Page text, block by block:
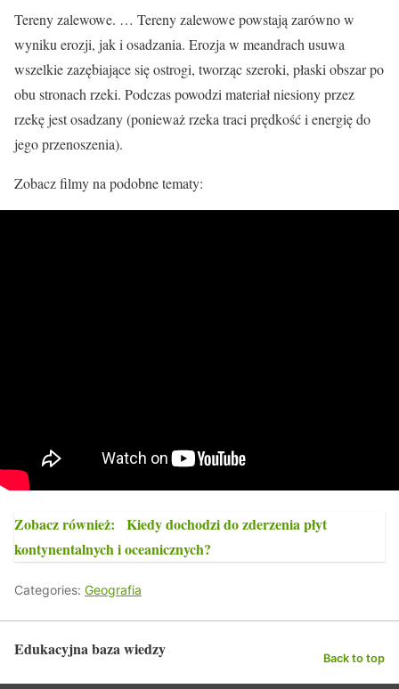
Tereny zalewowe. … Tereny zalewowe powstają zarówno w
wyniku erozji, jak i osadzania. Erozja w meandrach usuwa
wszelkie zazębiające się ostrogi, tworząc szeroki, płaski obszar po
obu stronach rzeki. Podczas powodzi materiał niesiony przez
rzekę jest osadzany (ponieważ rzeka traci prędkość i energię do
jego przenoszenia).
Zobacz filmy na podobne tematy:
Zobacz również:
Kiedy dochodzi do zderzenia płyt
kontynentalnych i oceanicznych?
Categories: Geografia
Edukacyjna baza wiedzy Back to top